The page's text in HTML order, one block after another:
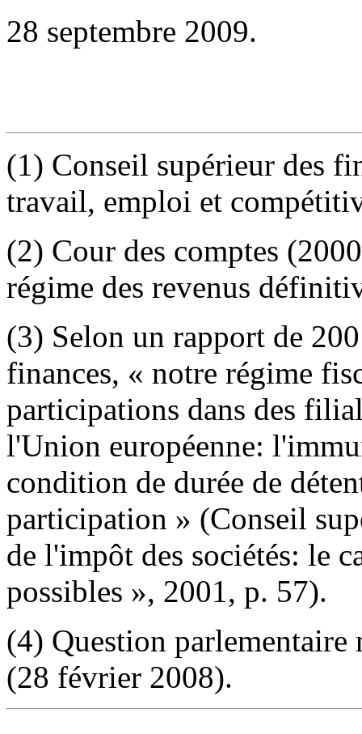
28 septembre 2009.
(1) Conseil supérieur des
travail, emploi et
(2) Cour des comptes
régime des revenus
(3) Selon un rapport de
finances, « notre régime
participations dans des
l'Union européenne:
condition de durée de
participation » (Conseil
de l'impôt des sociétés: le
possibles », 2001, p. 57).
(4) Question
(28 février 2008).